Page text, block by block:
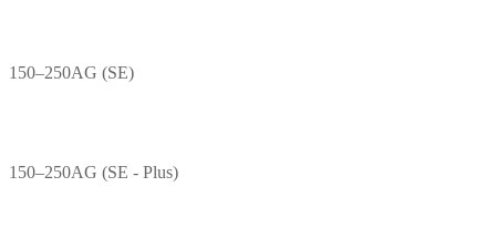
150–250AG (SE)
150–250AG (SE - Plus)